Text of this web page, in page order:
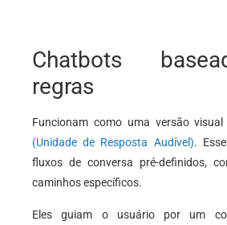
Chatbots
regras
Funcionam como uma versão
(Unidade de Resposta Audível).
fluxos de conversa pré-definidos,
caminhos específicos.
Eles guiam o usuário por um